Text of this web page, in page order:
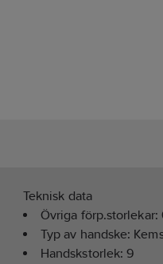
Teknisk data
Övriga förp.storlekar:
Typ av handske:
Handskstorlek:9